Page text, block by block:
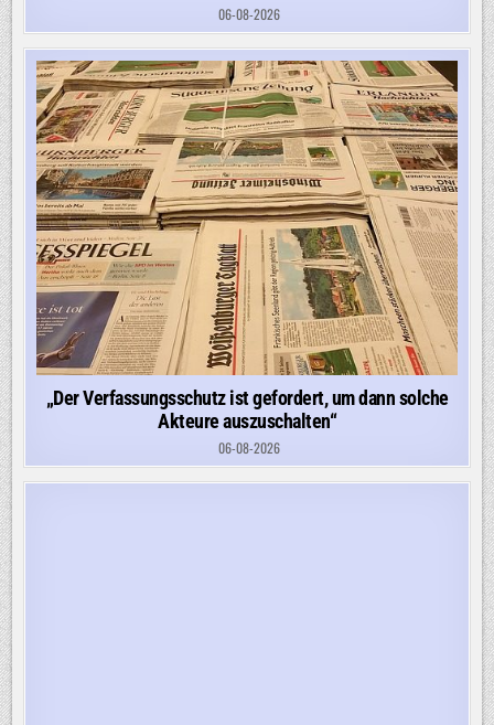
06-08-2026
„Der Verfassungsschutz ist gefordert, um dann solche
Akteure auszuschalten“
06-08-2026